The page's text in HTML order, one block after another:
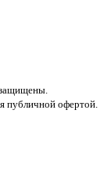
публичной офертой.